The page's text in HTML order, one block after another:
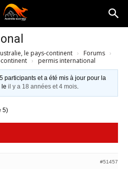
le pays-continent › Forums ›
› permis international
participants et a été mis à jour pour la
leil y a 18 années et 4 mois.
5)
#51457